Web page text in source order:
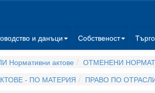
и данъци Собственост
Нормативни актове ОТМЕНЕНИ
- ПО МАТЕРИЯ ПРАВО ПО